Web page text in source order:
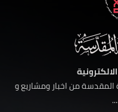
المقدسة من اخبار ومشاريع و